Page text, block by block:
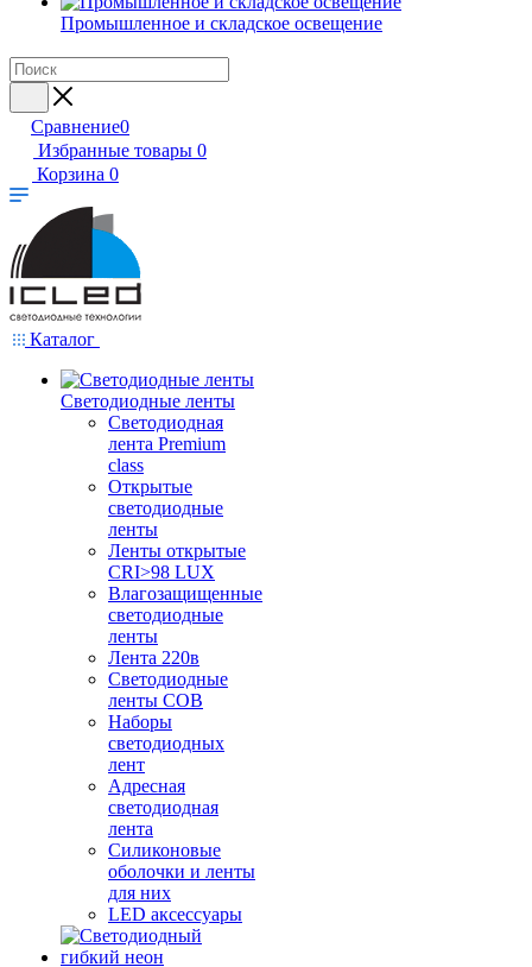
Промышленное и складское освещение
Сравнение0
Избранные товары 0
Корзина 0
Каталог
Светодиодные ленты
Светодиодная
лента Premium
class
Открытые
светодиодные
ленты
Ленты открытые
CRI>98 LUX
Влагозащищенные
светодиодные
ленты
Лента 220в
Светодиодные
ленты COB
Наборы
светодиодных
лент
Адресная
светодиодная
лента
Силиконовые
оболочки и ленты
для них
LED аксессуары